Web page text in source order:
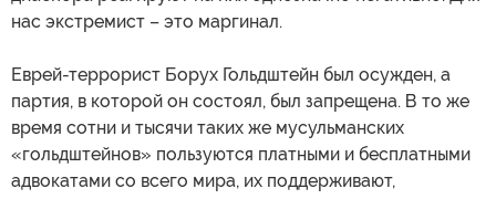
нас экстремист – это маргинал.
Еврей-террорист Борух Гольдштейн был осужден, а
партия, в которой он состоял, был запрещена. В то же
время сотни и тысячи таких же мусульманских
«гольдштейнов» пользуются платными и бесплатными
адвокатами со всего мира, их поддерживают,